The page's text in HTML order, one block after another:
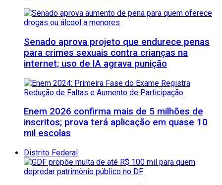
Senado aprova projeto que endurece penas
para crimes sexuais contra crianças na
internet; uso de IA agrava punição
Enem 2026 confirma mais de 5 milhões de
inscritos; prova terá aplicação em quase 10
mil escolas
Distrito Federal